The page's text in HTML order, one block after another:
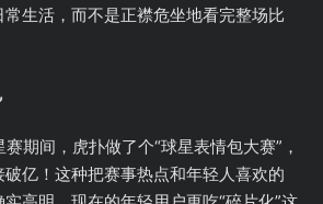
生活，而不是正襟危坐地看完整场比
期间，虎扑做了个“球星表情包大赛”，
亿！这种把赛事热点和年轻人喜欢的